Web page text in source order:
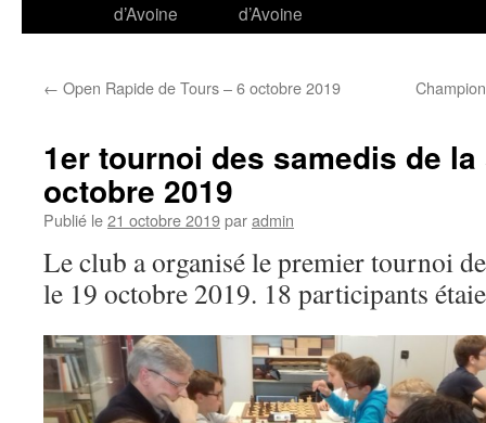
d’Avoine
d’Avoine
← Open Rapide de Tours – 6 octobre 2019
1er tournoi des samedis de
octobre 2019
Publié le21 octobre 2019paradmin
Le club a organisé le premier tournoi
le 19 octobre 2019. 18 participants